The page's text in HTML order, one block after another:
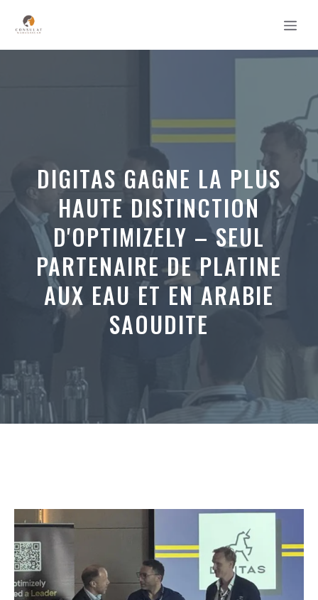
contenu
DIGITAS GAGNE LA PLUS
HAUTE DISTINCTION
D'OPTIMIZELY – SEUL
PARTENAIRE DE PLATINE
AUX EAU ET EN ARABIE
SAOUDITE